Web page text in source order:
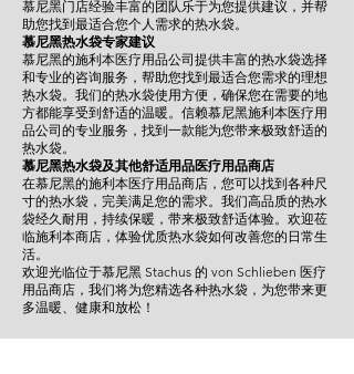
慕尼黑门店经验丰富的团队乐于为您提供建议，并帮
助您找到最适合您个人需求的热水袋。
慕尼黑热水袋专家建议
慕尼黑的施利本医疗用品公司提供丰富的热水袋选择
和专业的咨询服务，帮助您找到最适合您需求的理想
热水袋。我们的热水袋使用方便，确保您在需要的地
方都能享受到舒适的温暖。信赖慕尼黑施利本医疗用
品公司的专业服务，找到一款能为您带来极致舒适的
热水袋。
慕尼黑热水袋及其他舒适用品医疗用品商店
在慕尼黑的施利本医疗用品商店，您可以找到各种尺
寸的热水袋，完美满足您的需求。我们高品质的热水
袋经久耐用，持续保暖，带来极致舒适体验。欢迎莅
临施利本商店，体验优质热水袋如何改善您的日常生
活。
欢迎光临位于慕尼黑 Stachus 的 von Schlieben 医疗
用品商店，我们将为您精选各种热水袋，为您带来更
多温暖、健康和放松！